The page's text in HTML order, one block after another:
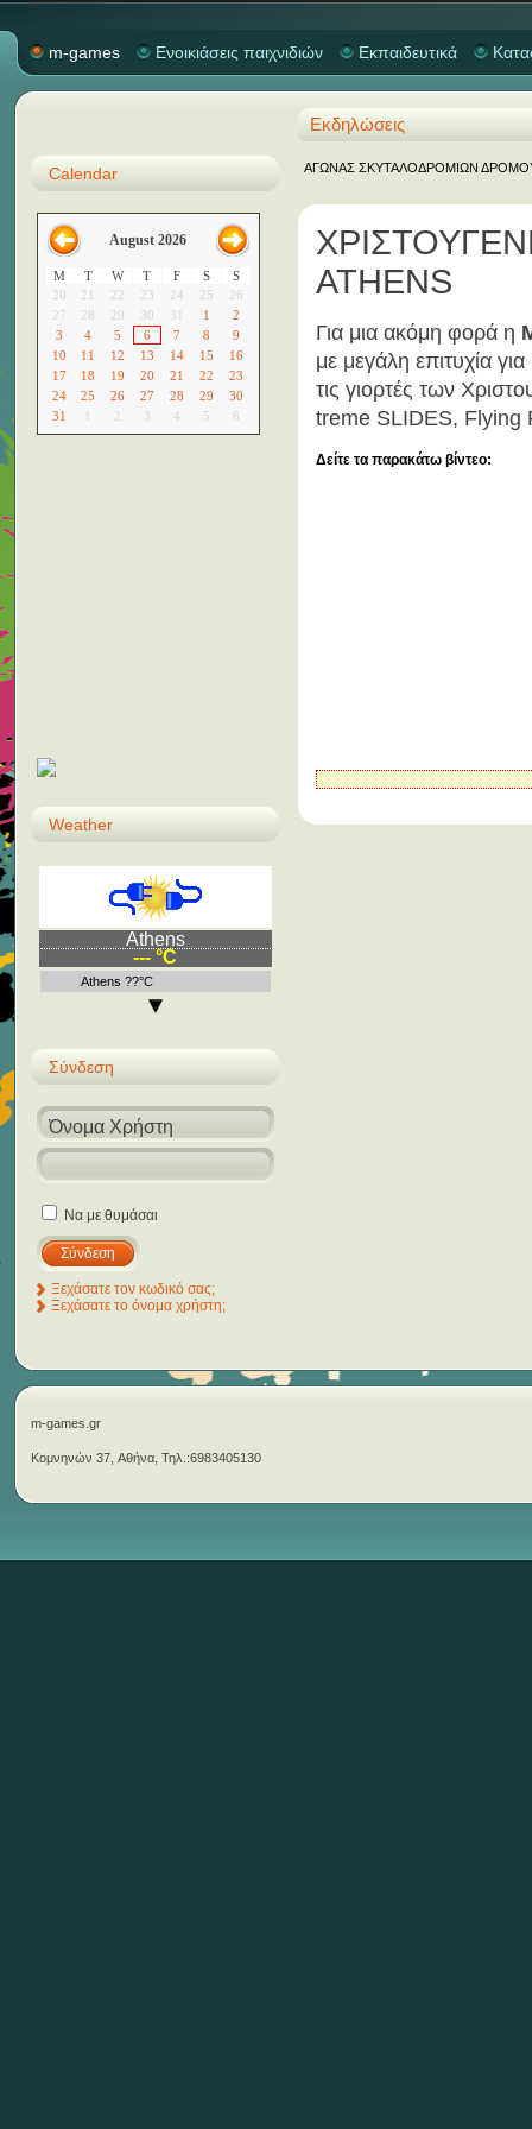
m-games Ενοικιάσεις παιχνιδιών Εκπαιδευτικά
Εκδηλώσεις
ΑΓΩΝΑΣ ΣΚΥΤΑΛΟΔΡΟΜΙΩΝ ΔΡΟΜΟΥ
ATHENS
Για μια ακόμη φορά η
με μεγάλη επιτυχία
τις γιορτές των
treme SLIDES, Flying
Δείτε τα παρακάτω βίντεο:
Calendar
August 2026
M T W T F S
S
20
21 22 23 24 25
26
27
28 29 30 31 1
2
3
4 5 6 7 8
9
10
11 12 13 14 15
16
17
18 19 20 21 22
23
24
25 26 27 28 29
30
31
1 2 3 4 5 6
Weather
Athens
--- °C
Athens ??°C
Σύνδεση
Να με θυμάσαι
Ξεχάσατε τον κωδικό σας;
Ξεχάσατε το όνομα χρήστη;
m-games.gr
Κομνηνών 37, Αθήνα, Τηλ.:6983405130